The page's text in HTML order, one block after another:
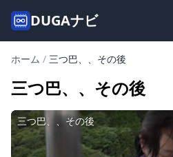
DUGAナビ
ホーム / 三つ巴、、その後
三つ巴、、その後